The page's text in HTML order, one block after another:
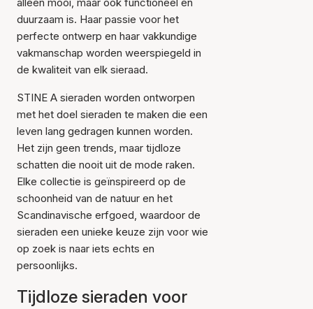
duurzaam is. Haar passie voor het
perfecte ontwerp en haar vakkundige
vakmanschap worden weerspiegeld in
de kwaliteit van elk sieraad.
STINE A sieraden worden ontworpen
met het doel sieraden te maken die een
leven lang gedragen kunnen worden.
Het zijn geen trends, maar tijdloze
schatten die nooit uit de mode raken.
Elke collectie is geïnspireerd op de
schoonheid van de natuur en het
Scandinavische erfgoed, waardoor de
sieraden een unieke keuze zijn voor wie
op zoek is naar iets echts en
persoonlijks.
Tijdloze sieraden voor